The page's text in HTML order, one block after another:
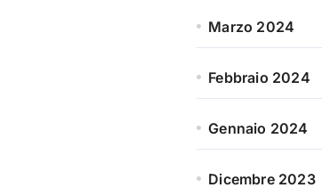
Marzo 2024
Febbraio 2024
Gennaio 2024
Dicembre 2023